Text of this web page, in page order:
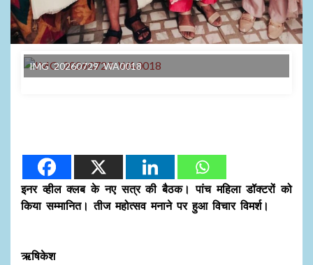
IMG 20260729 WA0018
इनर व्हील क्लब के नए सत्र की बैठक। पांच महिला डॉक्टरों को
किया सम्मानित। तीज महोत्सव मनाने पर हुआ विचार विमर्श।
ऋषिकेश